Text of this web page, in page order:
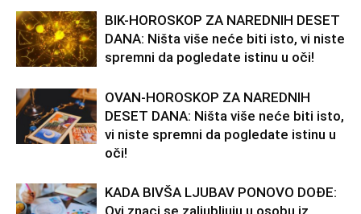
BIK-HOROSKOP ZA NAREDNIH DESET
DANA: Ništa više neće biti isto, vi niste
spremni da pogledate istinu u oči!
OVAN-HOROSKOP ZA NAREDNIH
DESET DANA: Ništa više neće biti isto,
vi niste spremni da pogledate istinu u
oči!
KADA BIVŠA LJUBAV PONOVO DOĐE:
Ovi znaci se zaljubljuju u osobu iz